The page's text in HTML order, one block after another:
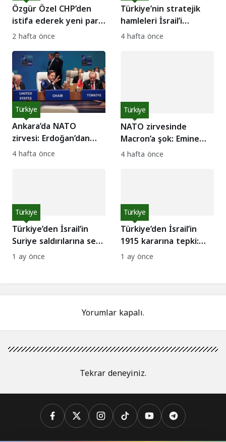
Özgür Özel CHP’den
istifa ederek yeni parti
kuruyor
2 hafta önce
Türkiye’nin stratejik
hamleleri İsrail’i
rahatsız ediyor
4 hafta önce
Ankara’da NATO
zirvesi: Erdoğan’dan
Hürmüz Boğazı hamlesi
Türkiye
4 hafta önce
NATO zirvesinde
Macron’a şok: Emine
Erdoğan elini
Türkiye
4 hafta önce
Türkiye’den İsrail’in
Suriye saldırılarına sert
kınama
Türkiye
1 ay önce
Türkiye’den İsrail’in
1915 kararına tepki:
Suçlarını örtemezler
Türkiye
1 ay önce
Yorumlar kapalı.
Tekrar deneyiniz.